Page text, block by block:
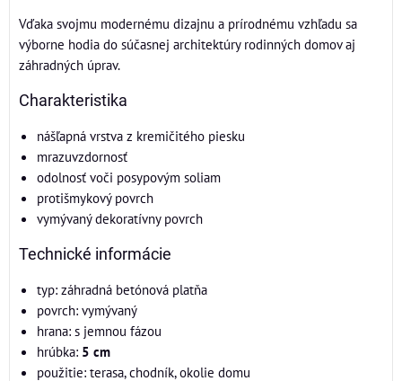
Vďaka svojmu modernému dizajnu a prírodnému vzhľadu sa
výborne hodia do súčasnej architektúry rodinných domov aj
záhradných úprav.
Charakteristika
nášľapná vrstva z kremičitého piesku
mrazuvzdornosť
odolnosť voči posypovým soliam
protišmykový povrch
vymývaný dekoratívny povrch
Technické informácie
typ: záhradná betónová platňa
povrch: vymývaný
hrana: s jemnou fázou
hrúbka: 5 cm
použitie: terasa, chodník, okolie domu